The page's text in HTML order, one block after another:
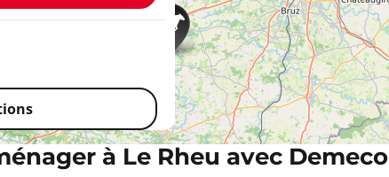
Appeler à Le Rheu avec Demeco